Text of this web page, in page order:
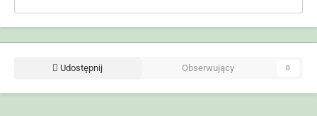
Udostępnij Obserwujący 0